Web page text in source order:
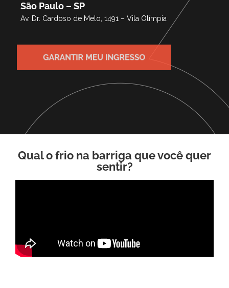
São Paulo – SP
Av. Dr. Cardoso de Melo, 1491 – Vila Olímpia
GARANTIR MEU INGRESSO
Qual o frio na barriga que você quer
sentir?